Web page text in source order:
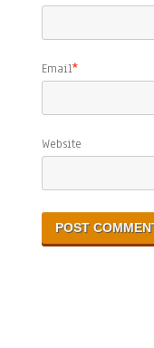
Email*
Website